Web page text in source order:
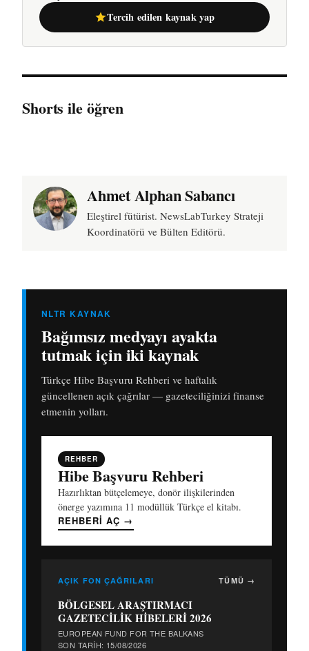
Tercih edilen kaynak yap
Shorts ile öğren
Ahmet Alphan Sabancı
Eleştirel fütürist. NewsLabTurkey Strateji
Koordinatörü ve Bülten Editörü.
NLTR KAYNAK
Bağımsız medyayı ayakta
tutmak için iki kaynak
Türkçe Hibe Başvuru Rehberi ve haftalık
güncellenen açık çağrılar — gazeteciliğinizi finanse
etmenin yolları.
REHBER
Hibe Başvuru Rehberi
Hazırlıktan bütçelemeye, donör ilişkilerinden
önerge yazımına 11 modüllük Türkçe el kitabı.
REHBERI AÇ →
AÇIK FON ÇAĞRILARI TÜMÜ →
BÖLGESEL ARAŞTIRMACI
GAZETECİLİK HİBELERİ 2026
EUROPEAN FUND FOR THE BALKANS
SON TARIH: 15/08/2026